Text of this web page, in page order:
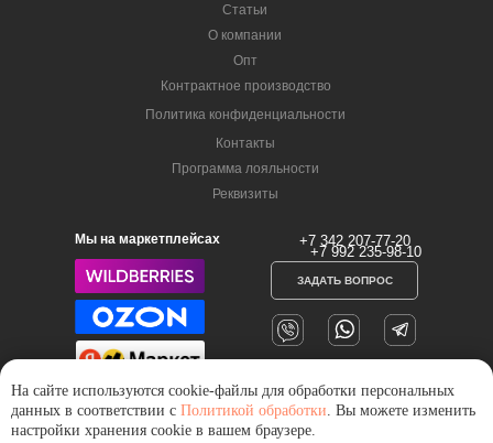
Статьи
О компании
Контрактное производство
Опт
Контакты
Мы на маркетплейсах
+7 992 235-98-10
+7 342 207-77-20
ЗАДАТЬ ВОПРОС
Политика конфиденциальности
Программа лояльности
Реквизиты
На сайте используются cookie-файлы для обработки персональных
данных в соответствии с Политикой обработки. Вы можете изменить
настройки хранения cookie в вашем браузере.